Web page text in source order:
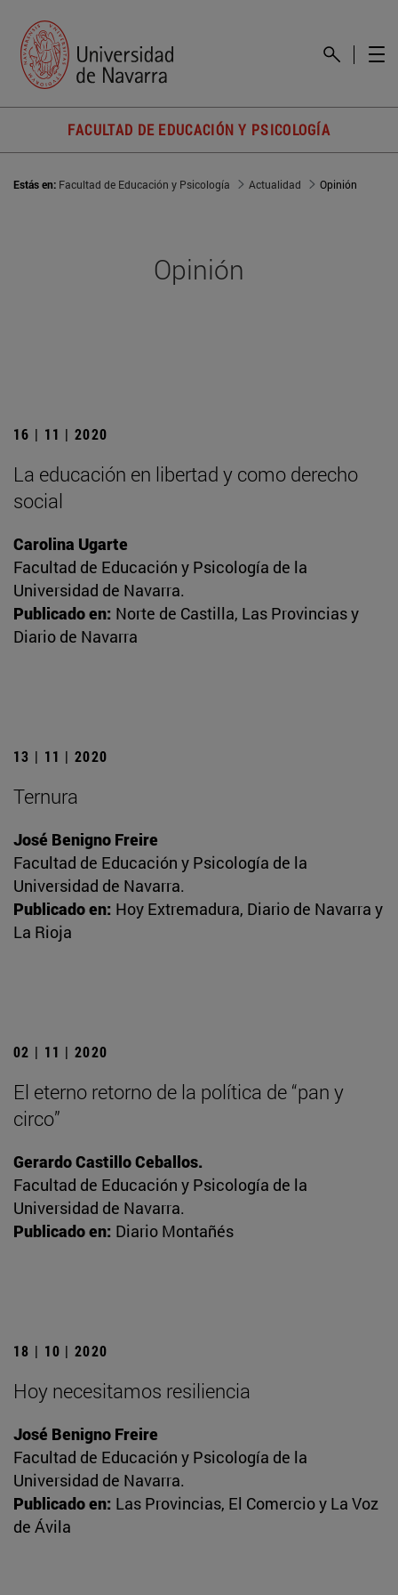
FACULTAD DE EDUCACIÓN Y PSICOLOGÍA
Estás en: Facultad de Educación y Psicología Actualidad Opinión
Opinión
16 | 11 | 2020
La educación en libertad y como derecho
social
Carolina Ugarte
Facultad de Educación y Psicología de la
Universidad de Navarra.
Publicado en: Norte de Castilla, Las Provincias y
Diario de Navarra
13 | 11 | 2020
Ternura
José Benigno Freire
Facultad de Educación y Psicología de la
Universidad de Navarra.
Publicado en: Hoy Extremadura, Diario de Navarra y
La Rioja
02 | 11 | 2020
El eterno retorno de la política de “pan y
circo”
Gerardo Castillo Ceballos.
Facultad de Educación y Psicología de la
Universidad de Navarra.
Publicado en: Diario Montañés
18 | 10 | 2020
Hoy necesitamos resiliencia
José Benigno Freire
Facultad de Educación y Psicología de la
Universidad de Navarra.
Publicado en: Las Provincias, El Comercio y La Voz
de Ávila